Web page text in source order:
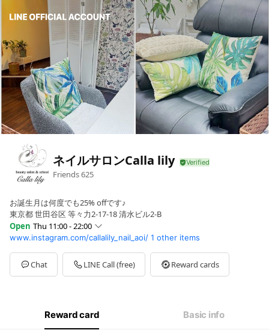
ネイルサロンCalla lily
Friends625
お誕生月は何度でも25% offです♪
東京都 世田谷区 等々力2-17-18 清水ビル2-B
Open Thu 11:00 - 22:00
Sun11:00 - 21:00
Mon11:00 - 22:00
Tue11:00 - 22:00
WedClosed
毎週水曜日定休です。
www.instagram.com/callalily_nail_aoi/ 1 other items
Chat LINE Call (free) Reward cards
Reward card Basic info